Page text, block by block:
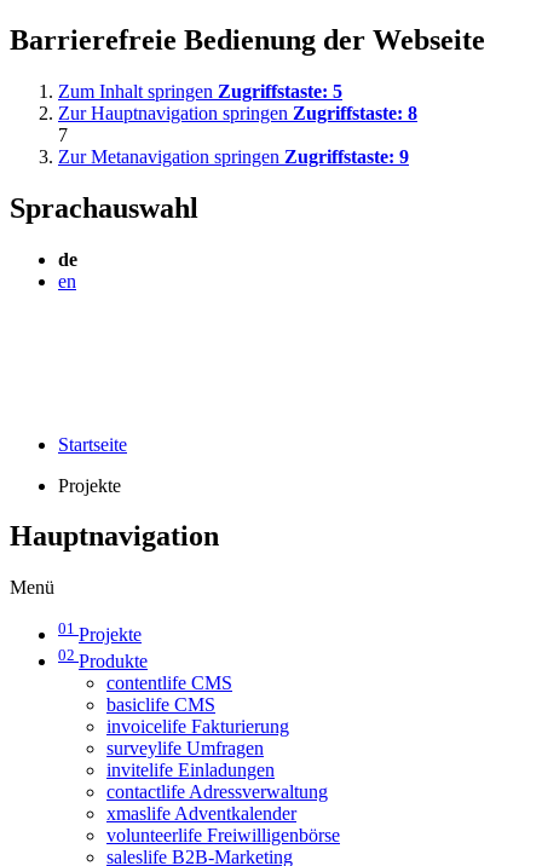
Barrierefreie Bedienung der Webseite
Zum Inhalt springen Zugriffstaste: 5
Zur Hauptnavigation springen Zugriffstaste: 8
7
Zur Metanavigation springen Zugriffstaste: 9
Sprachauswahl
de
en
Startseite
Projekte
Hauptnavigation
Menü
01 Projekte
02 Produkte
contentlife CMS
basiclife CMS
invoicelife Fakturierung
surveylife Umfragen
invitelife Einladungen
contactlife Adressverwaltung
xmaslife Adventkalender
volunteerlife Freiwilligenbörse
saleslife B2B-Marketing